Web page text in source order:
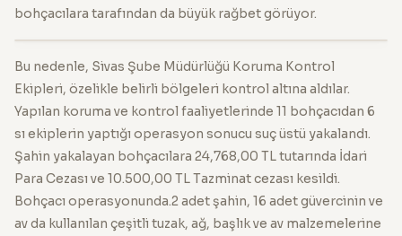
bohçacılara tarafından da büyük rağbet görüyor.
Bu nedenle, Sivas Şube Müdürlüğü Koruma Kontrol
Ekipleri, özelikle belirli bölgeleri kontrol altına aldılar.
Yapılan koruma ve kontrol faaliyetlerinde 11 bohçacıdan 6
sı ekiplerin yaptığı operasyon sonucu suç üstü yakalandı.
Şahin yakalayan bohçacılara 24,768,00 TL tutarında İdari
Para Cezası ve 10.500,00 TL Tazminat cezası kesildi.
Bohçacı operasyonunda.2 adet şahin, 16 adet güvercinin ve
av da kullanılan çeşitli tuzak, ağ, başlık ve av malzemelerine